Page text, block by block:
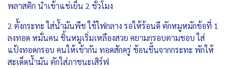
พลาสติก นำเข้าแช่เย็น 2 ชั่วโมง
2 ตั้งกระทะ ใส่น้ำมันพืช ใช้ไฟกลาง รอให้ร้อนดี ตักหมูหมักข้อที่ 1
ลงทอด หมั่นคน ชิ้นหมูเริ่มเหลืองสวย คยามกรอบตามชอบ ใส่
แป้งทอดกรอบ คนให้เข้ากัน ทอดสักครู่ ช้อนขึ้นจากกระทะ พักให้
สะเด็ดน้ำมัน ตักใส่ภาชนะเสิร์ฟ